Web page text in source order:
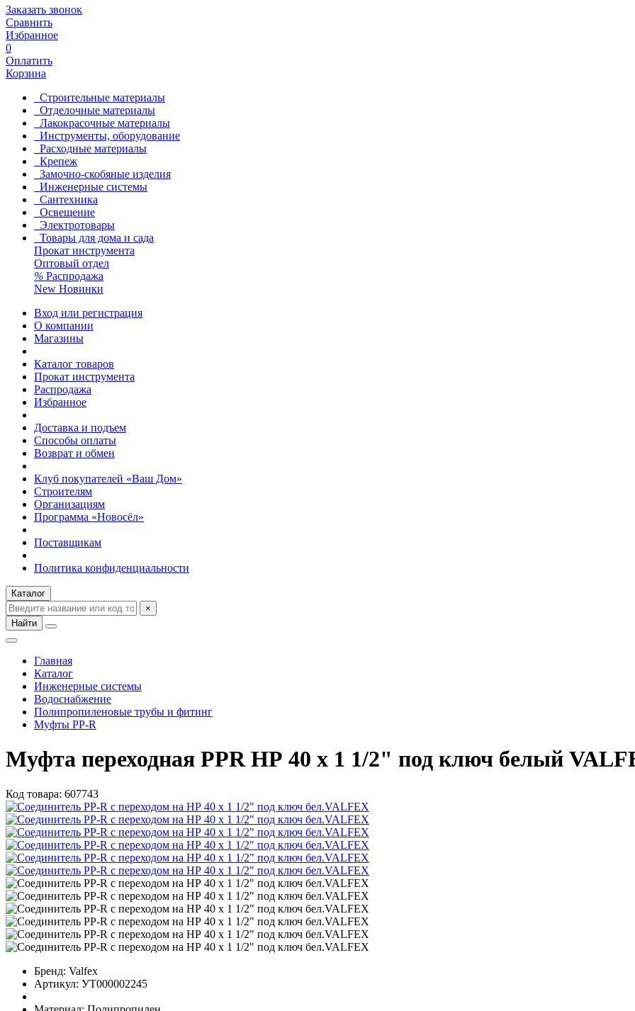
Заказать звонок
Сравнить
Избранное
0
Оплатить
Корзина
Строительные материалы
Отделочные материалы
Лакокрасочные материалы
Инструменты, оборудование
Расходные материалы
Крепеж
Замочно-скобяные изделия
Инженерные системы
Сантехника
Освещение
Электротовары
Товары для дома и сада
Прокат инструмента
Оптовый отдел
% Распродажа
New Новинки
Вход или регистрация
О компании
Магазины
Каталог товаров
Прокат инструмента
Распродажа
Избранное
Доставка и подъем
Способы оплаты
Возврат и обмен
Клуб покупателей «Ваш Дом»
Строителям
Организациям
Программа «Новосёл»
Поставщикам
Политика конфиденциальности
Каталог
×
Найти
Главная
Каталог
Инженерные системы
Водоснабжение
Полипропиленовые трубы и фитинг
Муфты PP-R
Муфта переходная PPR НР 40 х 1 1/2" под ключ белый
Код товара: 607743
Бренд: Valfex
Артикул: УТ000002245